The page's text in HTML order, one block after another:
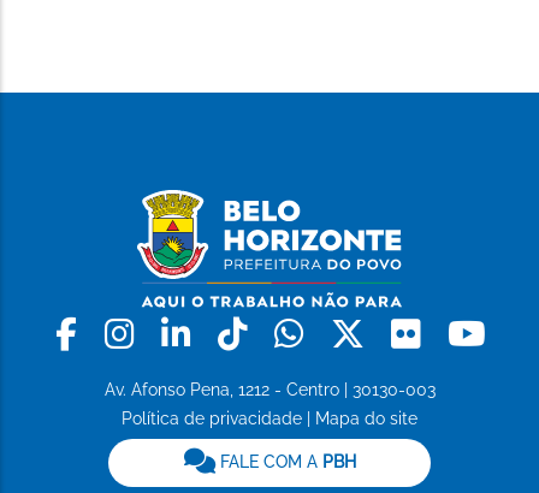
Facebook
Instagram
LinkedinTiktokWhatsapp
X Flickr
Av. Afonso Pena, 1212 - Centro | 30130-003
Política de privacidade | Mapa do site
FALE COM A PBH